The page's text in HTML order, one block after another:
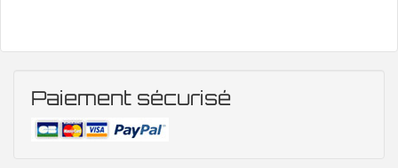
Paiement sécurisé